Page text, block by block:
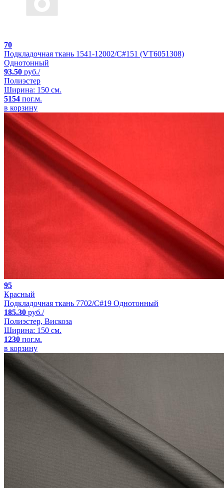
70
Подкладочная ткань 1541-12002/C#151 (VT6051308)
Однотонный
93.50 руб./
Полиэстер
Ширина: 150 см.
5154 пог.м.
в корзину
95
Красный
Подкладочная ткань 7702/C#19 Однотонный
185.30 руб./
Полиэстер, Вискоза
Ширина: 150 см.
1230 пог.м.
в корзину